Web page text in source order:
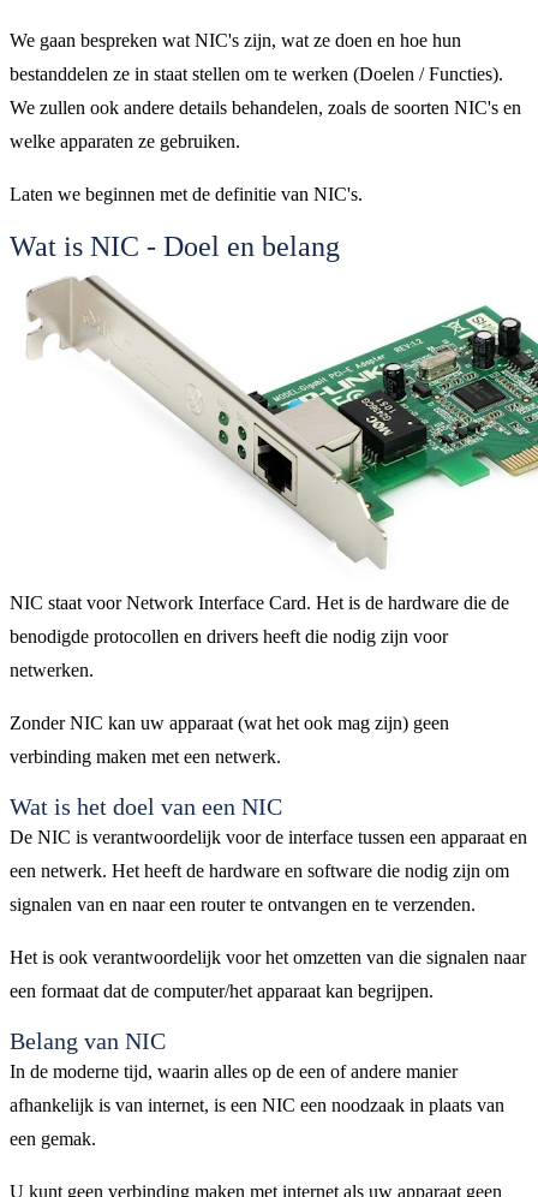
We gaan bespreken wat NIC's zijn, wat ze doen en hoe hun
bestanddelen ze in staat stellen om te werken (Doelen / Functies).
We zullen ook andere details behandelen, zoals de soorten NIC's en
welke apparaten ze gebruiken.
Laten we beginnen met de definitie van NIC's.
Wat is NIC - Doel en belang
NIC staat voor Network Interface Card. Het is de hardware die de
benodigde protocollen en drivers heeft die nodig zijn voor
netwerken.
Zonder NIC kan uw apparaat (wat het ook mag zijn) geen
verbinding maken met een netwerk.
Wat is het doel van een NIC
De NIC is verantwoordelijk voor de interface tussen een apparaat en
een netwerk. Het heeft de hardware en software die nodig zijn om
signalen van en naar een router te ontvangen en te verzenden.
Het is ook verantwoordelijk voor het omzetten van die signalen naar
een formaat dat de computer/het apparaat kan begrijpen.
Belang van NIC
In de moderne tijd, waarin alles op de een of andere manier
afhankelijk is van internet, is een NIC een noodzaak in plaats van
een gemak.
U kunt geen verbinding maken met internet als uw apparaat geen